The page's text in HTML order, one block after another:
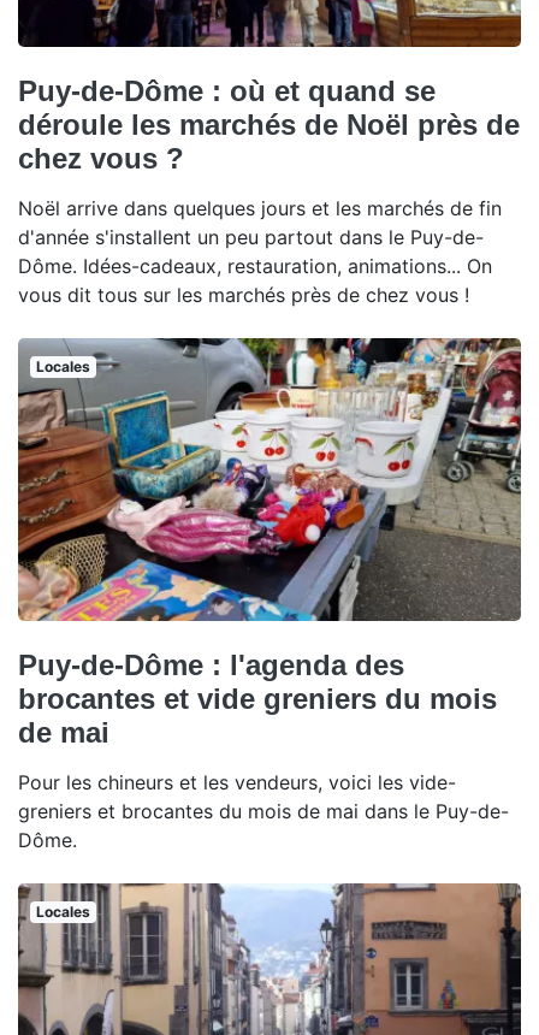
Puy-de-Dôme : où et quand se
déroule les marchés de Noël près de
chez vous ?
Noël arrive dans quelques jours et les marchés de fin
d'année s'installent un peu partout dans le Puy-de-
Dôme. Idées-cadeaux, restauration, animations... On
vous dit tous sur les marchés près de chez vous !
Locales
Puy-de-Dôme : l'agenda des
brocantes et vide greniers du mois
de mai
Pour les chineurs et les vendeurs, voici les vide-
greniers et brocantes du mois de mai dans le Puy-de-
Dôme.
Locales